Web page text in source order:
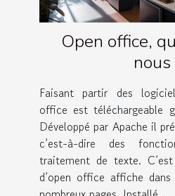
Open office,
nous
Faisant partir des
office est téléchargeable
Développé par Apache il
c’est-à-dire des
traitement de texte.
d’open office affiche